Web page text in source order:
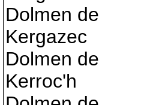
Dolmen de
Kergazec
Dolmen de
Kerroc'h